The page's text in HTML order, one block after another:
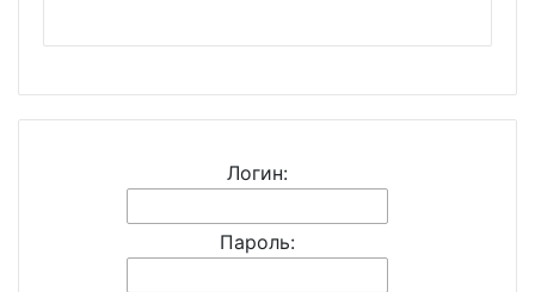
Логин:
Пароль: